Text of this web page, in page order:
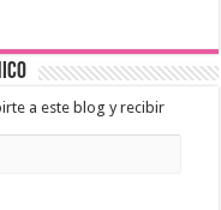
a este blog y recibir